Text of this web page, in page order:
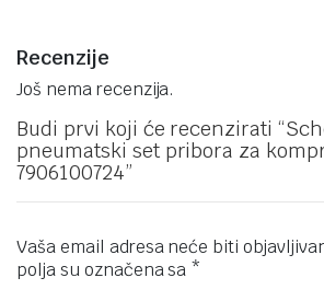
Recenzije
Još nema recenzija.
Budi prvi koji će recenzirati
pneumatski set pribora za
7906100724”
Vaša email adresa neće biti
polja su označena sa *